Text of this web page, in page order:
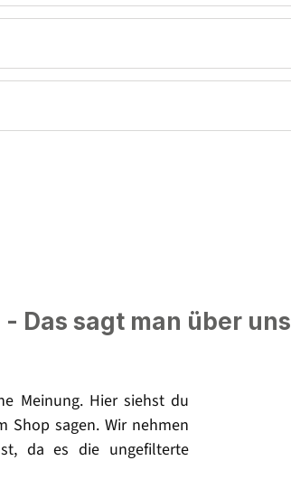
Das sagt man über uns
Meinung. Hier siehst du
Shop sagen. Wir nehmen
da es die ungefilterte